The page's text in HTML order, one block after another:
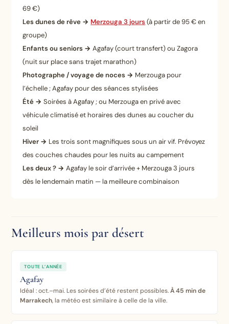
69 €)
Les dunes de rêve → Merzouga 3 jours(à partir de 95 € en
groupe)
Enfants ou seniors → Agafay (court transfert) ou Zagora
(nuit sur place sans trajet marathon)
Photographe / voyage de noces → Merzouga pour
l’échelle ; Agafay pour des séances stylisées
Été → Soirées à Agafay ; ou Merzouga en privé avec
véhicule climatisé et horaires des dunes au coucher du
soleil
Hiver → Les trois sont magnifiques sous un air vif. Prévoyez
des couches chaudes pour les nuits au campement
Les deux ? → Agafay le soir d’arrivée + Merzouga 3 jours
dès le lendemain matin — la meilleure combinaison
Meilleurs mois par désert
TOUTE L’ANNÉE
Agafay
Idéal : oct.–mai. Les soirées d’été restent possibles.À 45 min de
Marrakech, la météo est similaire à celle de la ville.